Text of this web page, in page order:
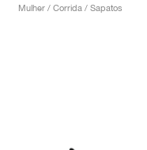
Mulher / Corrida / Sapatos